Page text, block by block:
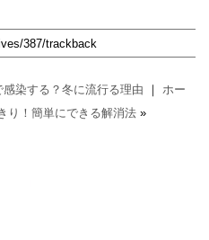
染する？冬に流行る理由 ｜ ホー
り！簡単にできる解消法 »